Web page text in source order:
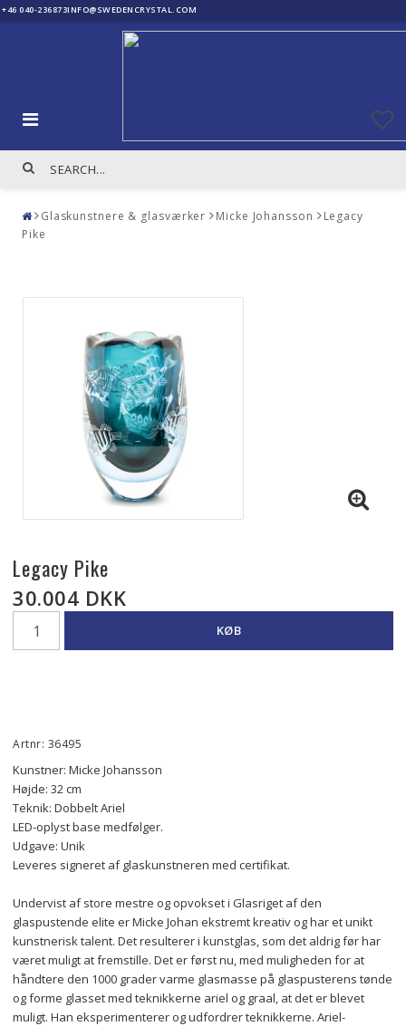
+46 040-236873INFO@SWEDENCRYSTAL.COM
Glaskunstnere & glasværker Micke Johansson
Legacy
Pike
Legacy Pike
30.004 DKK
KØB
Artnr: 36495
Kunstner: Micke Johansson
Højde: 32 cm
Teknik: Dobbelt Ariel
LED-oplyst base medfølger.
Udgave: Unik
Leveres signeret af glaskunstneren med certifikat.
Undervist af store mestre og opvokset i Glasriget af den
glaspustende elite er Micke Johan ekstremt kreativ og har et unikt
kunstnerisk talent. Det resulterer i kunstglas, som det aldrig før har
været muligt at fremstille. Det er først nu, med muligheden for at
håndtere den 1000 grader varme glasmasse på glaspusterens tønde
og forme glasset med teknikkerne ariel og graal, at det er blevet
muligt. Han eksperimenterer og udfordrer teknikkerne. Ariel-